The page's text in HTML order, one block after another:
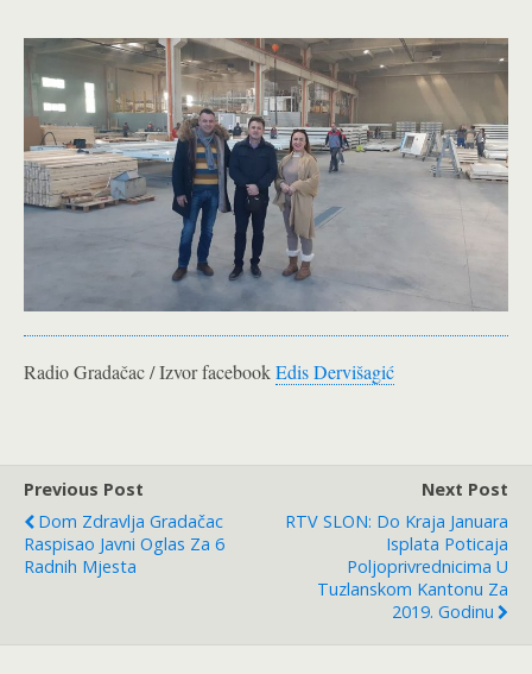
Radio Gradačac / Izvor facebookEdis Dervišagić
Previous Post
Dom Zdravlja Gradačac
Raspisao Javni Oglas Za 6
Radnih Mjesta
Next Post
RTV SLON: Do Kraja Januara
Isplata Poticaja
Poljoprivrednicima U
Tuzlanskom Kantonu Za
2019. Godinu